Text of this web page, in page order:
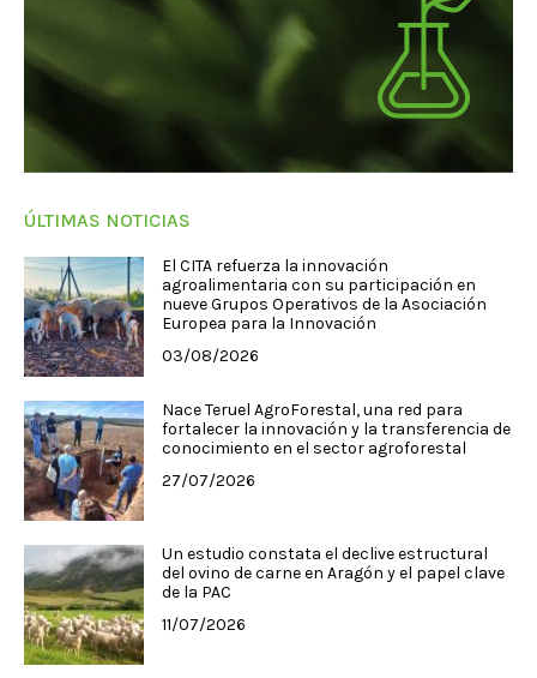
ÚLTIMAS NOTICIAS
El CITA refuerza la innovación
agroalimentaria con su participación en
nueve Grupos Operativos de la Asociación
Europea para la Innovación
03/08/2026
Nace Teruel AgroForestal, una red para
fortalecer la innovación y la transferencia de
conocimiento en el sector agroforestal
27/07/2026
Un estudio constata el declive estructural
del ovino de carne en Aragón y el papel clave
de la PAC
11/07/2026